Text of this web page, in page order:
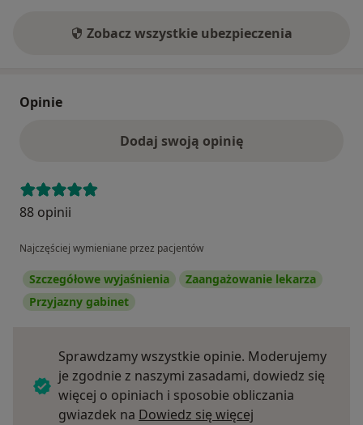
Zobacz wszystkie ubezpieczenia
Opinie
Dodaj swoją opinię
88 opinii
Najczęściej wymieniane przez pacjentów
Szczegółowe wyjaśnienia
Zaangażowanie lekarza
Przyjazny gabinet
Sprawdzamy wszystkie opinie. Moderujemy
je zgodnie z naszymi zasadami, dowiedz się
więcej o opiniach i sposobie obliczania
gwiazdek na Dowiedz się więcej